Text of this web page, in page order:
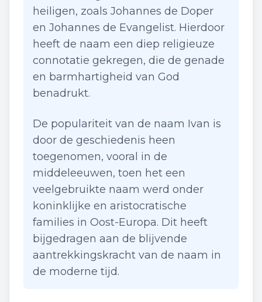
heiligen, zoals Johannes de Doper
en Johannes de Evangelist. Hierdoor
heeft de naam een diep religieuze
connotatie gekregen, die de genade
en barmhartigheid van God
benadrukt.
De populariteit van de naam Ivan is
door de geschiedenis heen
toegenomen, vooral in de
middeleeuwen, toen het een
veelgebruikte naam werd onder
koninklijke en aristocratische
families in Oost-Europa. Dit heeft
bijgedragen aan de blijvende
aantrekkingskracht van de naam in
de moderne tijd.